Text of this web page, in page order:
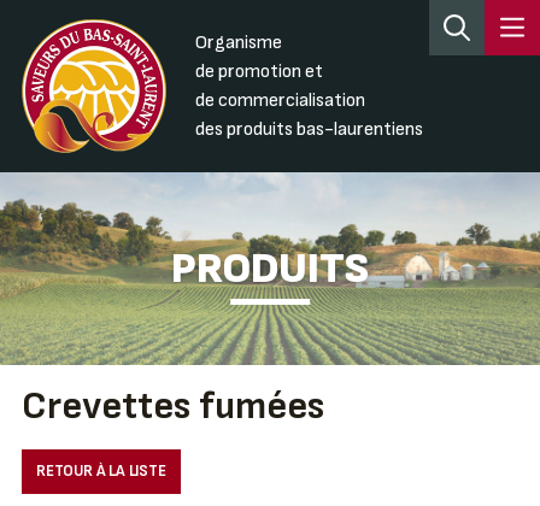
Organisme
de promotion et
de commercialisation
des produits bas-laurentiens
PRODUITS
Crevettes fumées
RETOUR À LA LISTE